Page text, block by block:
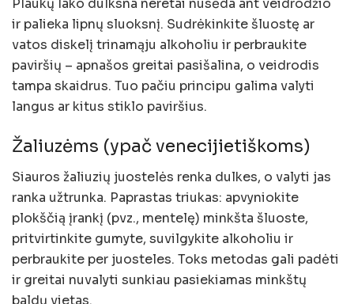
Plaukų lako dulksna neretai nusėda ant veidrodžio
ir palieka lipnų sluoksnį. Sudrėkinkite šluostę ar
vatos diskelį trinamąju alkoholiu ir perbraukite
paviršių – apnašos greitai pasišalina, o veidrodis
tampa skaidrus. Tuo pačiu principu galima valyti
langus ar kitus stiklo paviršius.
Žaliuzėms (ypač venecijietiškoms)
Siauros žaliuzių juostelės renka dulkes, o valyti jas
ranka užtrunka. Paprastas triukas: apvyniokite
plokščią įrankį (pvz., mentelę) minkšta šluoste,
pritvirtinkite gumyte, suvilgykite alkoholiu ir
perbraukite per juosteles. Toks metodas gali padėti
ir greitai nuvalyti sunkiau pasiekiamas minkštų
baldų vietas.